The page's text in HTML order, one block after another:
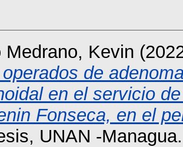
Medrano, Kevin
de
en el servicio
Fonseca, en el
UNAN -Managua.